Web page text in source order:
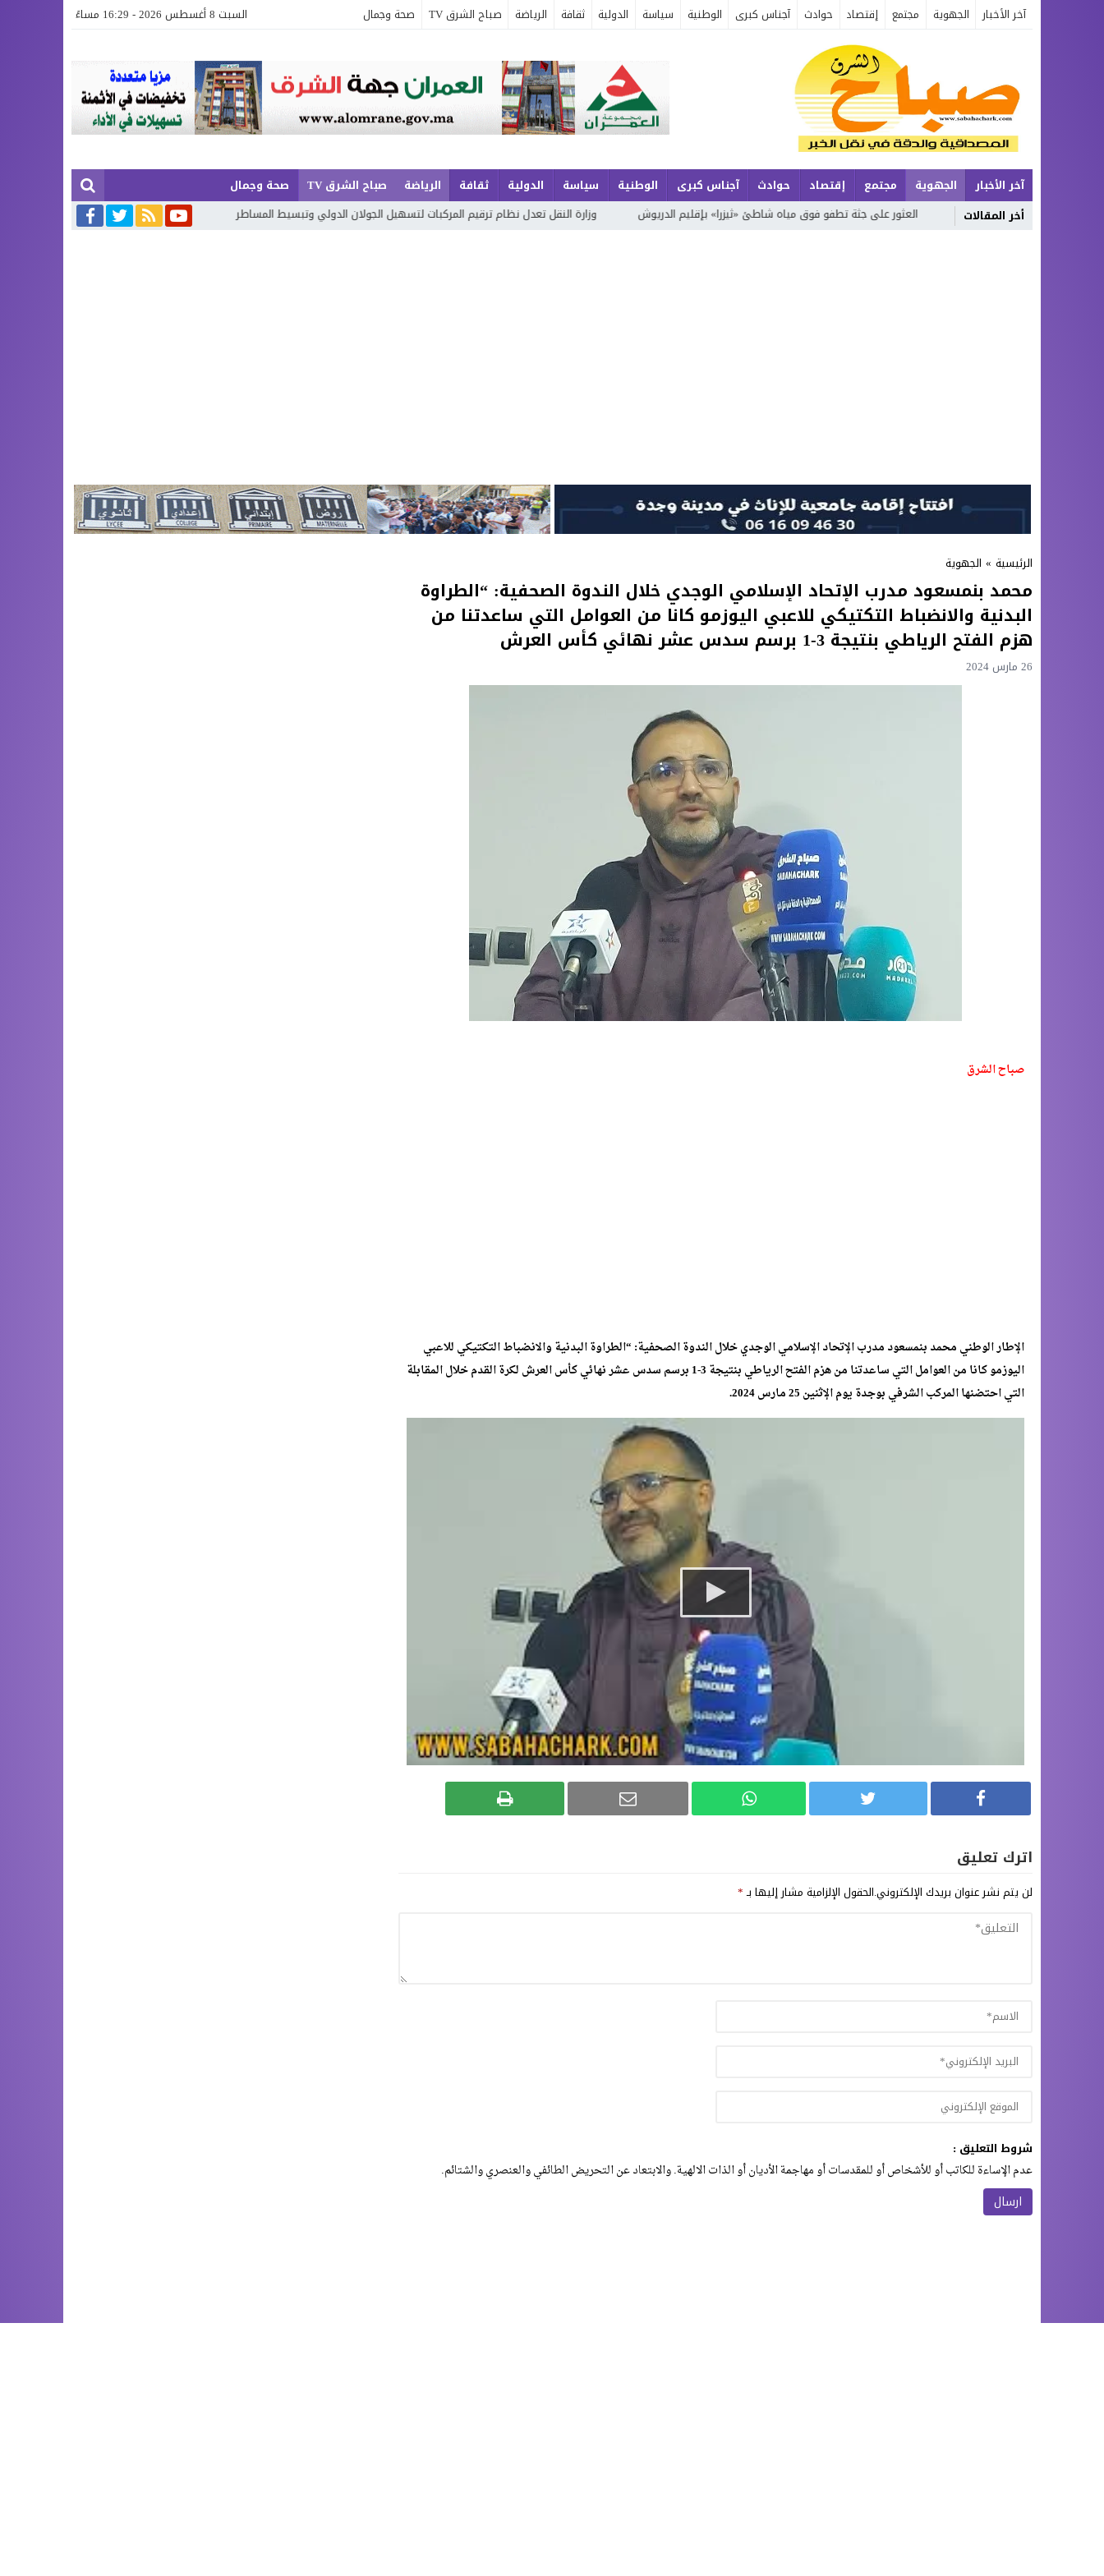
آخر الأخبار الجهوية مجتمع إقتصاد حوادث آجناس كبرى الوطنية سياسة الدولية ثقافة الرياضة صباح الشرق TV صحة وجمال السبت 8 أغسطس 2026 - 16:29 مساءً
آخر الأخبار الجهوية مجتمع إقتصاد حوادث آجناس كبرى الوطنية سياسة الدولية ثقافة الرياضة صباح الشرق TV
صحة وجمال
أخر المقالاتالعثور على جثة تطفو فوق مياه شاطئ «ثيزرا» بإقليم الدريوش وزارة النقل تعدل نظام ترقيم المركبات لتسهيل الجولان الدولي وتبسيط المساطر مدينة العيون سيدي ملوك بلا ممرات للراجلين.. سلامة
الرئيسية » الجهوية
محمد بنمسعود مدرب الإتحاد الإسلامي الوجدي خلال الندوة الصحفية: “الطراوة
البدنية والانضباط التكتيكي للاعبي اليوزمو كانا من العوامل التي ساعدتنا من
هزم الفتح الرياطي بنتيجة 3-1 برسم سدس عشر نهائي كأس العرش
26 مارس 2024
صباح الشرق
الإطار الوطني محمد بنمسعود مدرب الإتحاد الإسلامي الوجدي خلال الندوة الصحفية: “الطراوة البدنية والانضباط التكتيكي للاعبي
اليوزمو كانا من العوامل التي ساعدتنا من هزم الفتح الرياطي بنتيجة 3-1 برسم سدس عشر نهائي كأس العرش لكرة القدم خلال المقابلة
التي احتضنها المركب الشرفي بوجدة يوم الإثنين 25 مارس 2024.
اترك تعليق
لن يتم نشر عنوان بريدك الإلكتروني.الحقول الإلزامية مشار إليها بـ*
شروط التعليق :
عدم الإساءة للكاتب أو للأشخاص أو للمقدسات أو مهاجمة الأديان أو الذات الالهية. والابتعاد عن التحريض الطائفي والعنصري والشتائم.